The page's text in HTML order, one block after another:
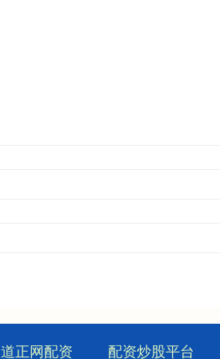
道正网配资 配资炒股平台